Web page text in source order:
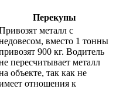
Перекупы
металл с
вместо 1 тонны
900 кг. Водитель
пересчитывает металл
объекте, так как не
отношения к